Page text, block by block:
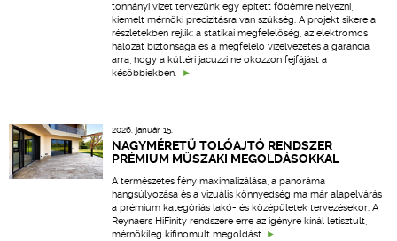
tonnányi vizet tervezünk egy épített födémre helyezni,
kiemelt mérnöki precizitásra van szükség. A projekt sikere a
részletekben rejlik: a statikai megfelelőség, az elektromos
hálózat biztonsága és a megfelelő vízelvezetés a garancia
arra, hogy a kültéri jacuzzi ne okozzon fejfájást a
későbbiekben.
2026. január 15.
NAGYMÉRETŰ TOLÓAJTÓ RENDSZER
PRÉMIUM MŰSZAKI MEGOLDÁSOKKAL
A természetes fény maximalizálása, a panoráma
hangsúlyozása és a vizuális könnyedség ma már alapelvárás
a prémium kategóriás lakó- és középületek tervezésekor. A
Reynaers HiFinity rendszere erre az igényre kínál letisztult,
mérnökileg kifinomult megoldást.